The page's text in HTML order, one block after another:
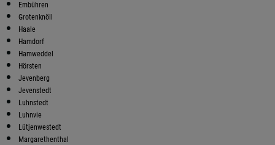
Embühren
Grotenknöll
Haale
Hamdorf
Hamweddel
Hörsten
Jevenberg
Jevenstedt
Luhnstedt
Luhnvie
Lütjenwestedt
Margarethenthal